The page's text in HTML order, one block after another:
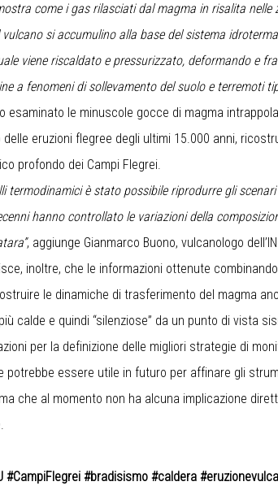
come i gas rilasciati dal magma in risalita
si accumulino alla base del sistema
viene riscaldato e pressurizzato, deformando e
a fenomeni di sollevamento del suolo e terremoti
esaminato le minuscole gocce di magma
eruzioni flegree degli ultimi 15.000 anni,
profondo dei Campi Flegrei.
termodinamici è stato possibile riprodurre gli
hanno controllato le variazioni della
, aggiunge Gianmarco Buono, vulcanologo
inoltre, che le informazioni ottenute
le dinamiche di trasferimento del magma
calde e quindi “silenziose” da un punto di vista
per la definizione delle migliori strategie di
potrebbe essere utile in futuro per affinare gli
che al momento non ha alcuna implicazione
#CampiFlegrei #bradisismo #caldera